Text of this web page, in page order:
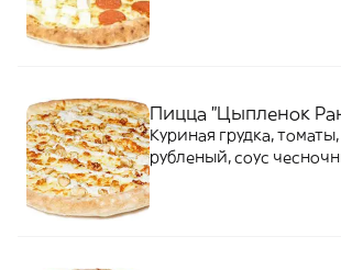
Пицца "Цыпленок
Куриная грудка,
рубленый, соус